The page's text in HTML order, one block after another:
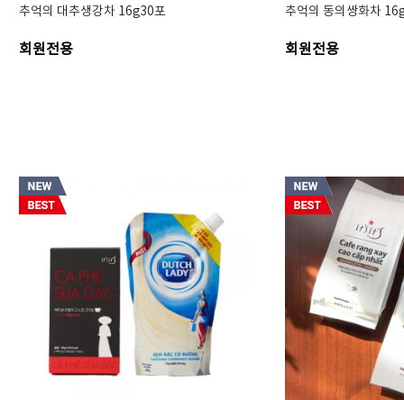
추억의 대추생강차 16g30포
회원전용
추억의 동의쌍화차
회원전용